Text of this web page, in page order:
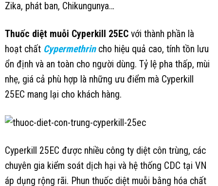
Zika, phát ban, Chikungunya…
Thuốc diệt muỗi Cyperkill 25EC với thành phần là
hoạt chất Cypermethrincho hiệu quả cao, tính tồn lưu
ổn định và an toàn cho người dùng. Tỷ lệ pha thấp, mùi
nhẹ, giá cả phù hợp là những ưu điểm mà Cyperkill
25EC mang lại cho khách hàng.
Cyperkill 25EC được nhiều công ty diệt côn trùng, các
chuyên gia kiểm soát dịch hại và hệ thống CDC tại VN
áp dụng rộng rãi. Phun thuốc diệt muỗi bằng hóa chất